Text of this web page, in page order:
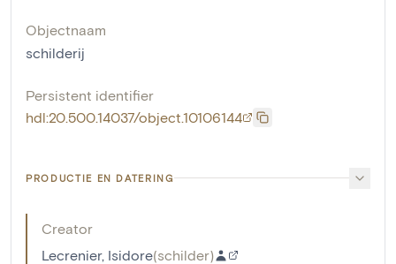
Objectnaam
schilderij
Persistent identifier
hdl:20.500.14037/object.10106144
PRODUCTIE EN DATERING
Creator
Lecrenier, Isidore(schilder)